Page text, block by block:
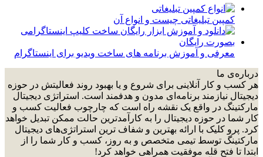
کمپین تبلیغاتی چیست و انواع آن
معرفی و آموزش برنامه های ساخت ویدیو برای اینستاگرام
درباره‌ی ما
هر کسب و کار آنلاینی برای شروع و یا بهبود روند فعالیتش در حوزه
دیجیتال نیازمند برنامه‌ای مدون و هدفمند است. استراتژی دیجیتال
مارکتینگ در واقع یک نقشه راه است که چارچوب فعالیت کسب و
کار شما در حوزه دیجیتال را به کارآمدترین حالت ممکن تبدیل خواهد
کرد. پرو کلیک با ارائه بهترین و شفاف ترین استراتژی‌های دیجیتال
مارکتینگ توسط تیمی متخصص و به روز، کسب و کار شما را از
ابتدا تا فتح قله موفقیت همراهی خواهد کرد!